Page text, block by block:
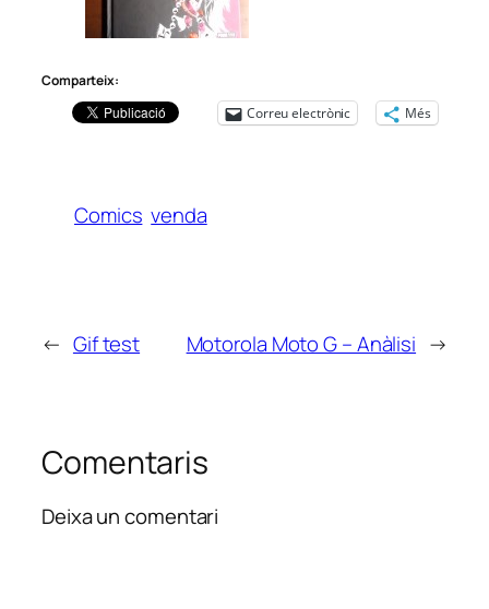
Comparteix:
Correu electrònic
Més
Comics venda
← Gif test Motorola Moto G – Anàlisi →
Comentaris
Deixa un comentari